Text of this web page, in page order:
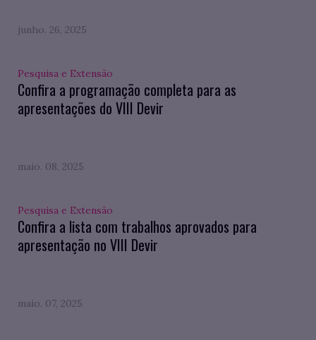
junho. 26, 2025
Pesquisa e Extensão
Confira a programação completa para as
apresentações do VIII Devir
maio. 08, 2025
Pesquisa e Extensão
Confira a lista com trabalhos aprovados para
apresentação no VIII Devir
maio. 07, 2025